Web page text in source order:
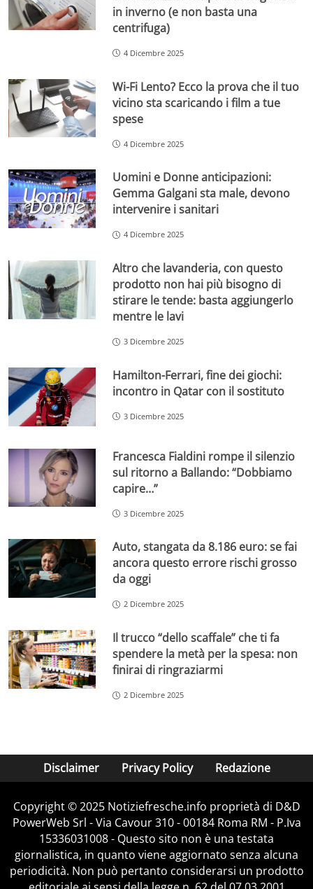
in inverno (e non basta una
centrifuga)
4 Dicembre 2025
Wi-Fi Lento? Ecco la prova che il tuo
vicino sta scaricando i film a tue
spese
4 Dicembre 2025
Uomini e Donne anticipazioni:
Gemma Galgani sta male, devono
intervenire i sanitari
4 Dicembre 2025
Altro che lavanderia, con questo
prodotto non hai più bisogno di
stirare le tende: basta aggiungerlo
mentre le lavi
3 Dicembre 2025
Hamilton-Ferrari, fine dei giochi:
incontro in Qatar con il sostituto
3 Dicembre 2025
Francesca Fialdini rompe il silenzio
sul ritorno a Ballando: “Dobbiamo
capire…”
3 Dicembre 2025
Auto, stangata da 8.186 euro: se fai
ancora questo errore rischi grosso
da oggi
2 Dicembre 2025
Il trucco “dello scaffale” che ti fa
spendere la metà per la spesa: non
finirai di ringraziarmi
2 Dicembre 2025
Disclaimer Privacy Policy Redazione
Copyright © 2025 Notiziefresche.info proprietà di D&D
PowerWeb Srl - Via Cavour 310 - 00184 Roma RM - P.Iva
15336031008 - Questo sito non è una testata
giornalistica, in quanto viene aggiornato senza alcuna
periodicità. Non può pertanto considerarsi un prodotto